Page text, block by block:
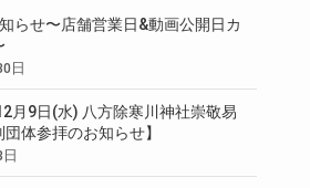
らせ〜店舗営業日&動画公開日カ
日
月9日(水) 八方除寒川神社崇敬易
体参拝のお知らせ】